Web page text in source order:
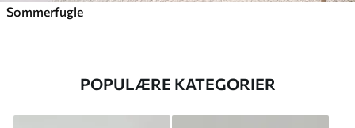
Sommerfugle
POPULÆRE KATEGORIER